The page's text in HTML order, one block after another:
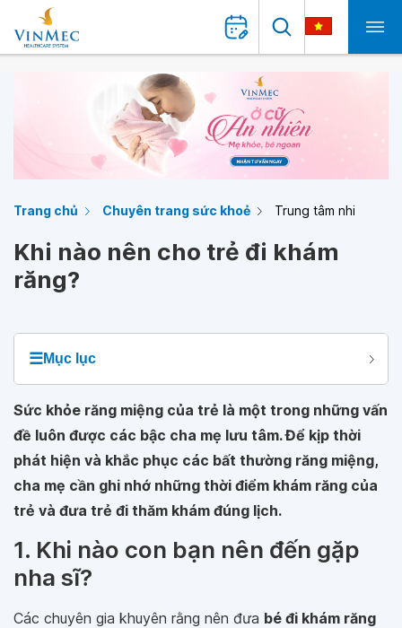
Trang chủ Chuyên trang sức khoẻ Trung tâm nhi
Khi nào nên cho trẻ đi khám
răng?
☰Mục lục
Sức khỏe răng miệng của trẻ là một trong những vấn
đề luôn được các bậc cha mẹ lưu tâm. Để kịp thời
phát hiện và khắc phục các bất thường răng miệng,
cha mẹ cần ghi nhớ những thời điểm khám răng của
trẻ và đưa trẻ đi thăm khám đúng lịch.
1. Khi nào con bạn nên đến gặp
nha sĩ?
Các chuyên gia khuyên rằng nên đưa bé đi khám răng